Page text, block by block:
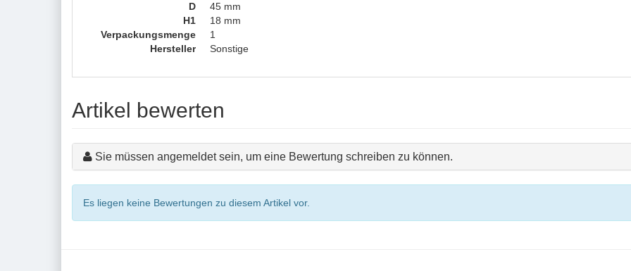
D
45 mm
H1
18 mm
Verpackungsmenge
1
Hersteller
Sonstige
Artikel bewerten
Sie müssen angemeldet sein, um eine Bewertung schreiben zu können.
Es liegen keine Bewertungen zu diesem Artikel vor.